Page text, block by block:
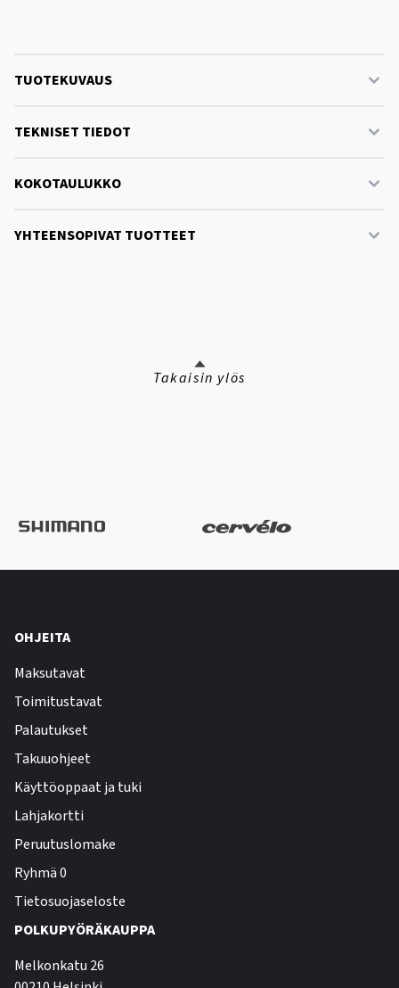
TUOTEKUVAUS
TEKNISET TIEDOT
KOKOTAULUKKO
YHTEENSOPIVAT TUOTTEET
Takaisin ylös
OHJEITA
Maksutavat
Toimitustavat
Palautukset
Takuuohjeet
Käyttöoppaat ja tuki
Lahjakortti
Peruutuslomake
Ryhmä 0
Tietosuojaseloste
POLKUPYÖRÄKAUPPA
Melkonkatu 26